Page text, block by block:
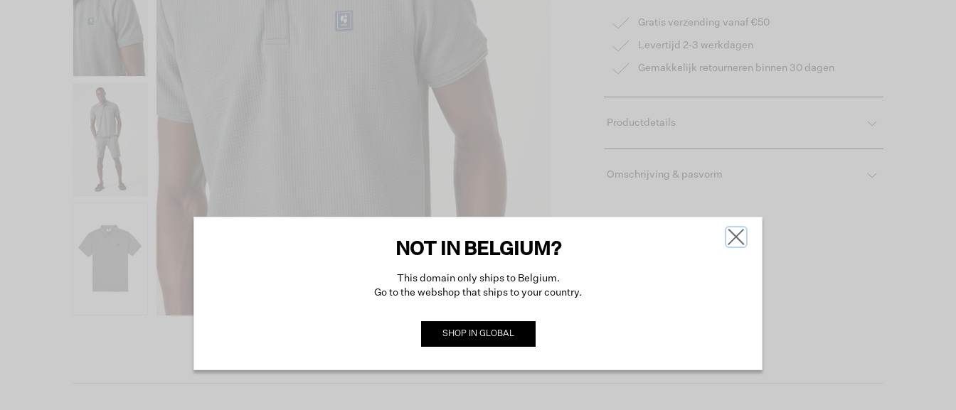
Gratis verzending vanaf €50
Levertijd 2-3 werkdagen
Gemakkelijk retourneren binnen 30 dagen
Productdetails
Omschrijving & pasvorm
NOT IN BELGIUM?
This domain only ships to Belgium.
Go to the webshop that ships to your country.
SHOP IN GLOBAL